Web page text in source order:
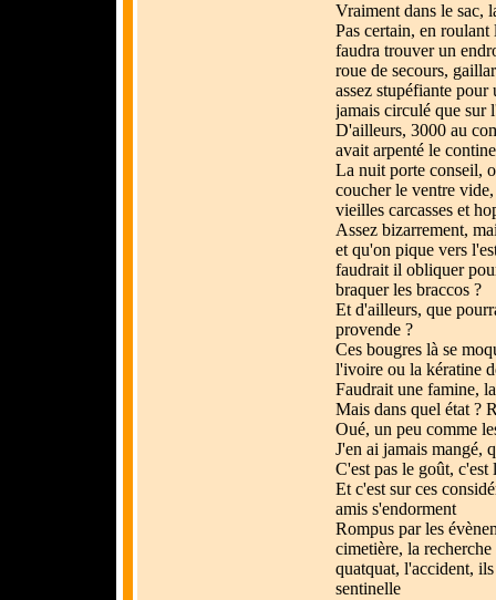
Vraiment dans le sac,
Pas certain, en
faudra trouver un
roue de secours,
assez stupéfiante
jamais circulé que sur
D'ailleurs, 3000 au
avait arpenté le
La nuit porte conseil,
coucher le ventre
vieilles carcasses et
Assez bizarrement,
et qu'on pique vers
faudrait il obliquer
braquer les braccos ?
Et d'ailleurs, que
provende ?
Ces bougres là se
l'ivoire ou la kératine
Faudrait une famine,
Mais dans quel état ?
Oué, un peu comme
J'en ai jamais mangé,
C'est pas le goût, c'est
Et c'est sur ces
amis s'endorment
Rompus par les
cimetière, la
quatquat, l'accident,
sentinelle